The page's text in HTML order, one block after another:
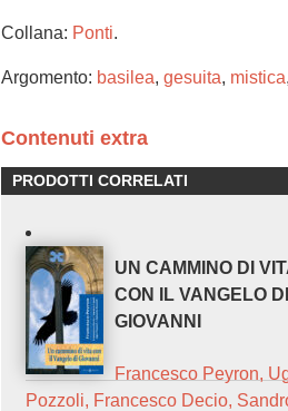
Collana: Ponti.
Argomento: basilea, gesuita, mistica,
Contenuti extra
PRODOTTI CORRELATI
UN CAMMINO DI
CON IL VANGELO DI
GIOVANNI
Francesco Peyron,
Pozzoli, Francesco Decio,